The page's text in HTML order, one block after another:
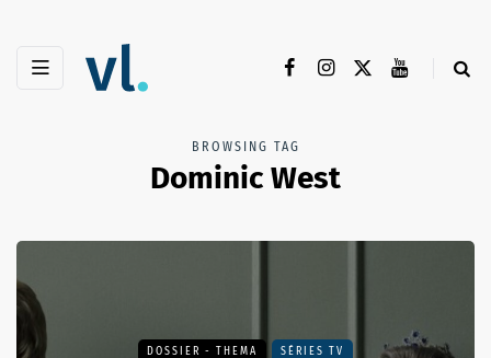
BROWSING TAG
Dominic West
DOSSIER - THEMA SÉRIES TV